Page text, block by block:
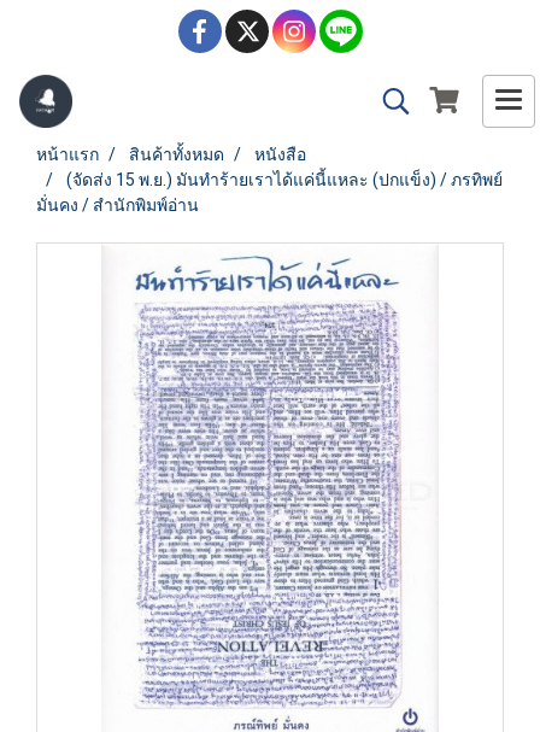
หน้าแรก สินค้าทั้งหมด
หนังสือ
(จัดส่ง 15 พ.ย.) มันทำร้ายเราได้แค่นี้แหละ (ปกแข็ง) / ภรทิพย์
มั่นคง / สำนักพิมพ์อ่าน